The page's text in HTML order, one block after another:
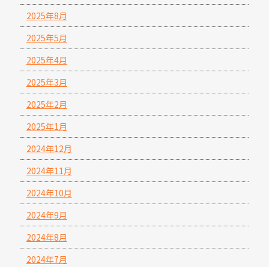
2025年8月
2025年5月
2025年4月
2025年3月
2025年2月
2025年1月
2024年12月
2024年11月
2024年10月
2024年9月
2024年8月
2024年7月